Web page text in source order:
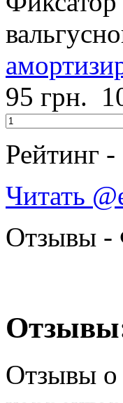
95 грн.
Рейтинг -
Читать
Отзывы -
Отзывы о